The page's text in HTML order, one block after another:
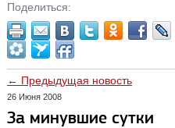
Поделиться:
← Предыдущая новость
26 Июня 2008
За минувшие сутки